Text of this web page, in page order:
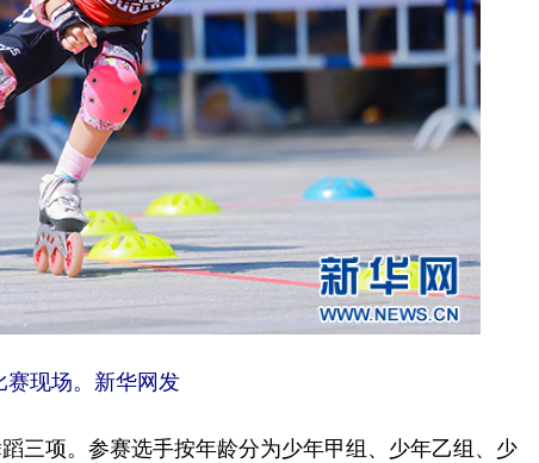
赛现场。新华网发
项。参赛选手按年龄分为少年甲组、少年乙组、少